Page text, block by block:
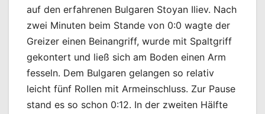
auf den erfahrenen Bulgaren Stoyan Iliev. Nach
zwei Minuten beim Stande von 0:0 wagte der
Greizer einen Beinangriff, wurde mit Spaltgriff
gekontert und ließ sich am Boden einen Arm
fesseln. Dem Bulgaren gelangen so relativ
leicht fünf Rollen mit Armeinschluss. Zur Pause
stand es so schon 0:12. In der zweiten Hälfte